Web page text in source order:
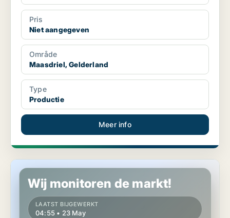
Pris
Niet aangegeven
Område
Maasdriel, Gelderland
Type
Productie
Meer info
Commercial property in Maasdriel, Gelderland
Wij monitoren de markt!
LAATST BIJGEWERKT
04:55 • 23 May